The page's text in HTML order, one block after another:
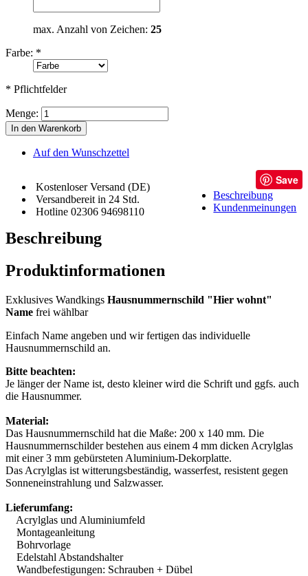
max. Anzahl von Zeichen: 25
Farbe: *
* Pflichtfelder
Menge:
In den Warenkorb
Auf den Wunschzettel
Kostenloser Versand (DE)
Versandbereit in 24 Std.
Hotline 02306 94698110
Save
Beschreibung
Kundenmeinungen
Beschreibung
Produktinformationen
Exklusives Wandkings Hausnummernschild "Hier wohnt"
Name frei wählbar
Einfach Name angeben und wir fertigen das individuelle
Hausnummernschild an.
Bitte beachten:
Je länger der Name ist, desto kleiner wird die Schrift und ggfs. auch
die Hausnummer.
Material:
Das Hausnummernschild hat die Maße: 200 x 140 mm. Die
Hausnummernschilder bestehen aus einem 4 mm dicken Acrylglas
mit einer 3 mm gebürsteten Aluminium-Dekorplatte.
Das Acrylglas ist witterungsbeständig, wasserfest, resistent gegen
Sonneneinstrahlung und Salzwasser.
Lieferumfang:
Acrylglas und Aluminiumfeld
Montageanleitung
Bohrvorlage
Edelstahl Abstandshalter
Wandbefestigungen: Schrauben + Dübel